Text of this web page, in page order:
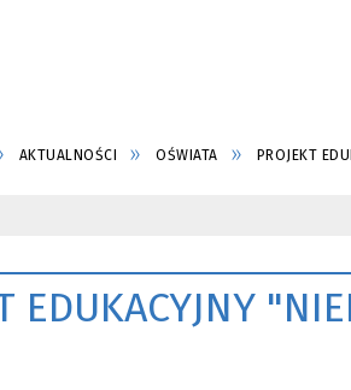
AKTUALNOŚCI OŚWIATA PROJEKT
EDUKACYJNY